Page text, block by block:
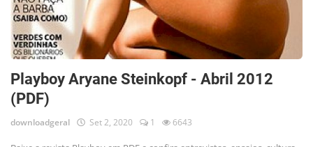
Playboy Aryane Steinkopf - Abril 2012
(PDF)
downloadgeral Set 2, 2020 1 6643